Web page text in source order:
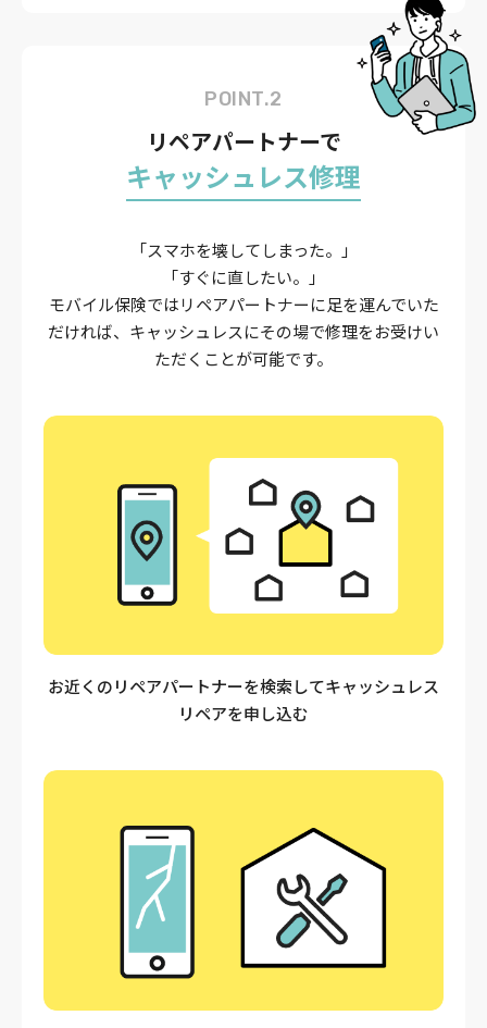
POINT.2
リペアパートナーで
キャッシュレス修理
「スマホを壊してしまった。」
「すぐに直したい。」
モバイル保険ではリペアパートナーに足を運んでいた
だければ、 キャッシュレスにその場で修理をお受けい
ただくことが可能です。
お近くのリペアパートナーを検索してキャッシュレス
リペアを申し込む